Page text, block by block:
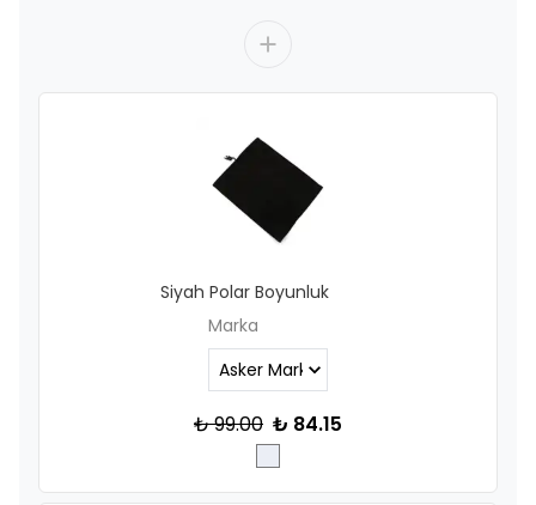
Siyah Polar Boyunluk
Marka
₺ 99.00 ₺ 84.15